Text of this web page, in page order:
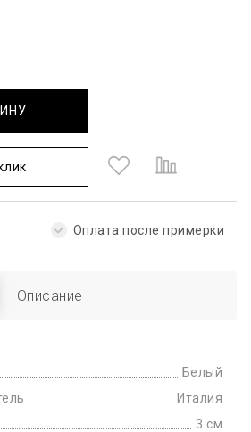
Оплата после примерки
Описание
Белый
Италия
3 см